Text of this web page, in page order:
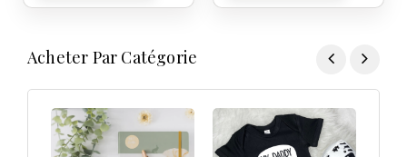
Acheter Par Catégorie